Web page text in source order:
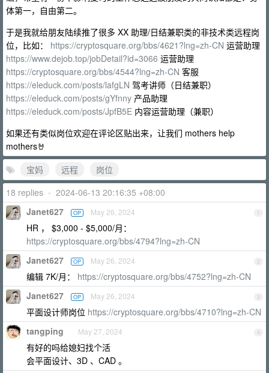
体第一，自由第二。
于是我就给朋友陆续推了很多 XX 助理/日结兼职类的非技术类远程岗
位，比如： https://cryptosquare.org/bbs/4621?lng=zh-CN 运营助理
https://www.dejob.top/jobDetail?id=3066 运营助理
https://cryptosquare.org/bbs/4544?lng=zh-CN 客服
https://eleduck.com/posts/lafgLN 驾考讲师（日结兼职）
https://eleduck.com/posts/gYfnny 产品助理
https://eleduck.com/posts/JpfB5E 内容运营助理（兼职）
如果还有类似岗位欢迎在评论区贴出来，让我们 mothers help
mothers🤘
宝妈
远程
岗位
18 replies • 2024-06-13 20:16:35 +08:00
1
Janet627 OP May 26, 2024
HR ， $3,000 - $5,000/月：
https://cryptosquare.org/bbs/4794?lng=zh-CN
2
Janet627 OP May 26, 2024
编辑 7K/月： https://cryptosquare.org/bbs/4752?lng=zh-CN
3
Janet627 OP May 26, 2024
平面设计师岗位 https://cryptosquare.org/bbs/4710?lng=zh-CN
4
tangping May 27, 2024
有好的吗给媳妇找个活
会平面设计、3D 、CAD 。